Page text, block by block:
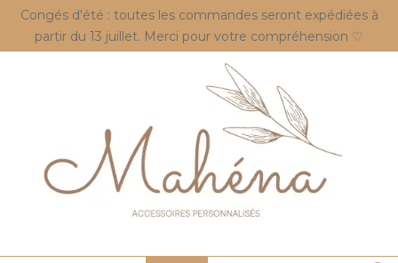
Congés d'été : toutes les commandes seront expédiées à
partir du 13 juillet. Merci pour votre compréhension ♡